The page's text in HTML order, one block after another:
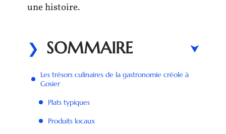
une histoire.
SOMMAIRE
Les trésors culinaires de la gastronomie créole à
Gosier
Plats typiques
Produits locaux